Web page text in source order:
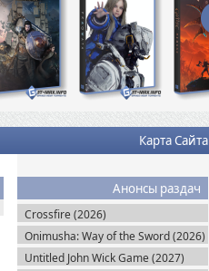
Карта Сайта
Анонсы раздач
Crossfire (2026)
Onimusha: Way of the Sword (2026)
Untitled John Wick Game (2027)